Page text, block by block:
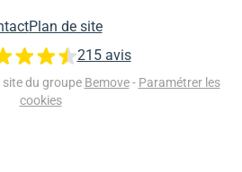
Plan de site
du groupe Bemove - Paramétrer les
cookies
215 avis